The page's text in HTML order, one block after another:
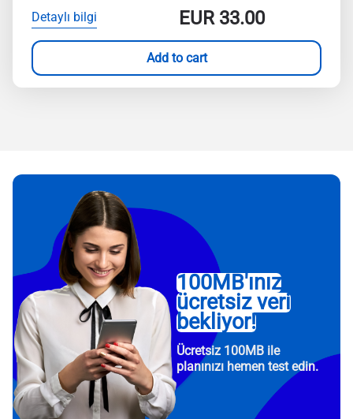
Detaylı bilgi EUR33.00
Add to cart
100MB'ınız
ücretsiz veri
bekliyor!
Ücretsiz 100MB ile
planınızı hemen test edin.